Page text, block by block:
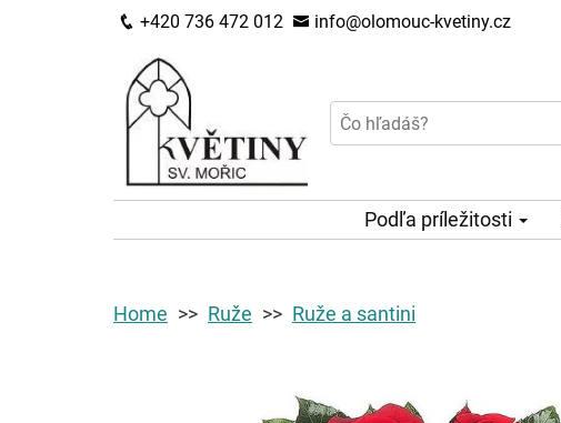
+420 736 472 012 info@olomouc-kvetiny.cz
Podľa príležitosti
Home Ruže Ruže a santini